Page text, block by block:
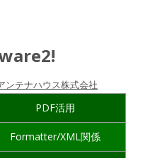
ンテナハウス株式会社
PDF活用
Formatter/XML関係